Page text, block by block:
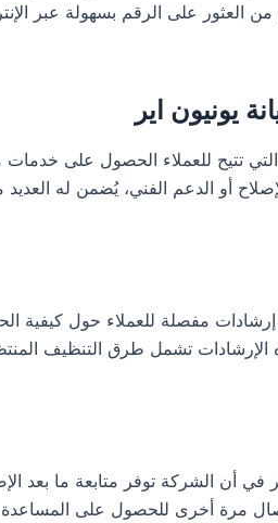
العثور على الرقم بسهولة عبر
يونيون اير
تتيح للعملاء الحصول على خدمات
أو الدعم الفني، يُضمن له
مفصلة للعملاء حول كيفية
الإرشادات تشمل طرق التنظيف
في أن الشركة توفر متابعة ما بعد
مرة أخرى للحصول على المساعدة